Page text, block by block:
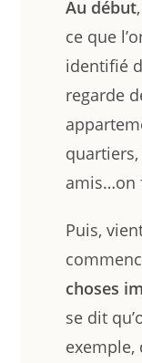
Au début
ce que
identifié
regarde
amis…on
Puis,
choses
se dit
exemple,